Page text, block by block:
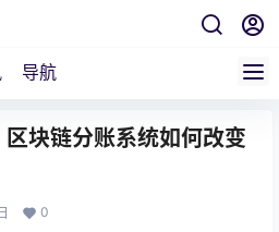
导航
块链分账系统如何改变
0